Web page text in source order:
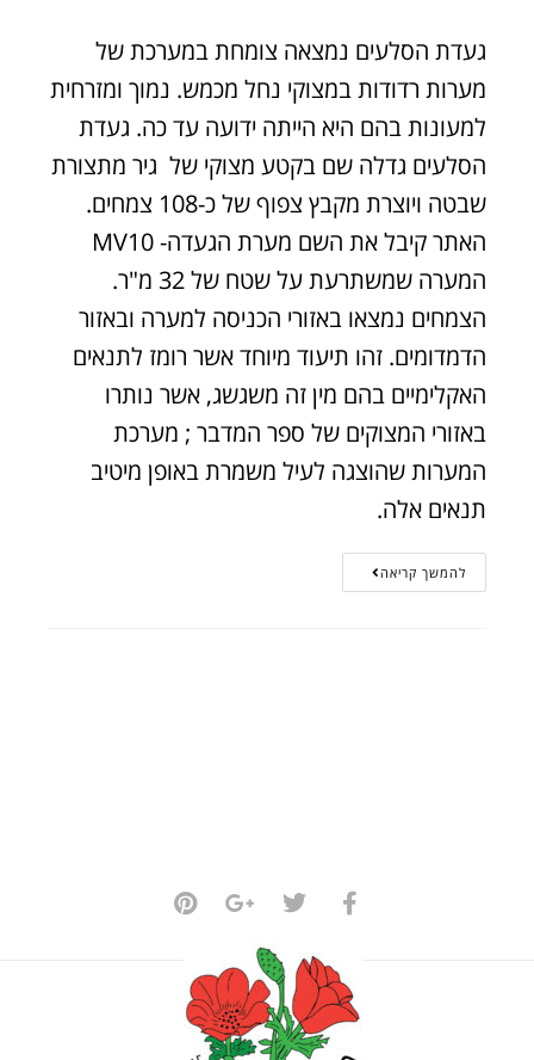
געדת הסלעים נמצאה צומחת במערכת של
מערות רדודות במצוקי נחל מכמש. נמוך ומזרחית
למעונות בהם היא הייתה ידועה עד כה. געדת
הסלעים גדלה שם בקטע מצוקי של גיר מתצורת
שבטה ויוצרת מקבץ צפוף של כ-108 צמחים.
האתר קיבל את השם מערת הגעדה- MV10
המערה שמשתרעת על שטח של 32 מ"ר.
הצמחים נמצאו באזורי הכניסה למערה ובאזור
הדמדומים. זהו תיעוד מיוחד אשר רומז לתנאים
האקלימיים בהם מין זה משגשג, אשר נותרו
באזורי המצוקים של ספר המדבר ; מערכת
המערות שהוצגה לעיל משמרת באופן מיטיב
תנאים אלה.
להמשך קריאה